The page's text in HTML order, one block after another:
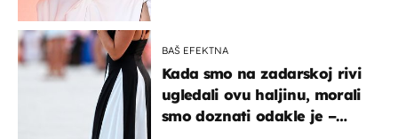
BAŠ EFEKTNA
Kada smo na zadarskoj rivi
ugledali ovu haljinu, morali
smo doznati odakle je –